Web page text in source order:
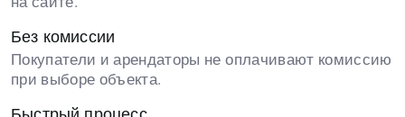
на сайте.
Без комиссии
Покупатели и арендаторы не оплачивают комиссию
при выборе объекта.